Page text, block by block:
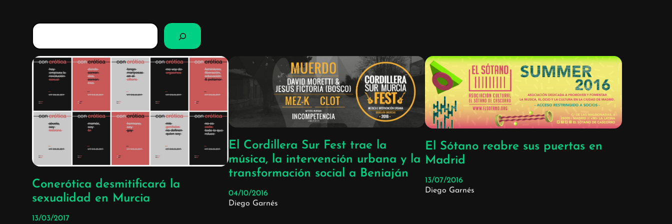
B
u
c
Conerótica desmitificará la
sexualidad en Murcia
13/03/2017
El Cordillera Sur Fest trae la
música, la intervención urbana y la
transformación social a Beniaján
04/10/2016
Diego Garnés
El Sótano reabre sus puertas en
Madrid
13/07/2016
Diego Garnés